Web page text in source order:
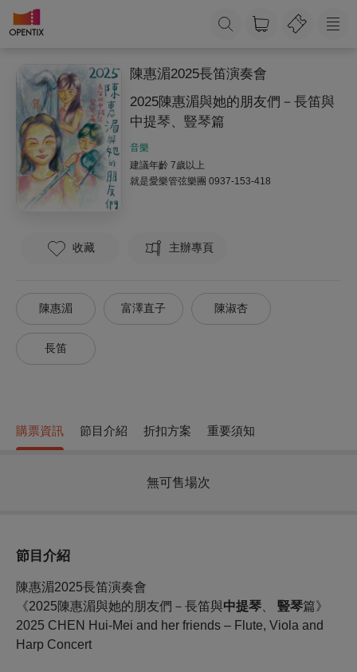
陳惠湄2025長笛演奏會
2025陳惠湄與她的朋友們－長笛與
中提琴、豎琴篇
音樂
建議年齡 7歲以上
就是愛樂管弦樂團 0937-153-418
收藏 主辦專頁
陳惠湄 富澤直子 陳淑杏
長笛
購票資訊 節目介紹 折扣方案 重要須知
無可售場次
節目介紹
陳惠湄2025長笛演奏會
《2025陳惠湄與她的朋友們－長笛與中提琴 豎琴篇》
2025 CHEN Hui-Mei and her friends – Flute, Viola and
Harp Concert